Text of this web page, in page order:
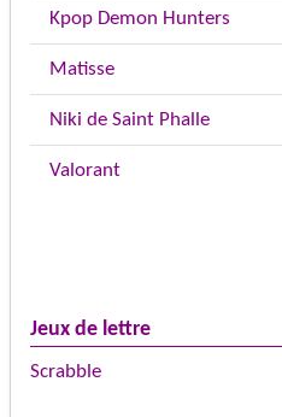
Kpop Demon Hunters
Matisse
Niki de Saint Phalle
Valorant
Jeux de lettre
Scrabble